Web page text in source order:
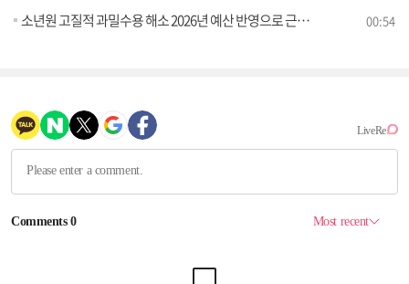
소년원 고질적 과밀수용 해소 2026년 예산 반영으로 근본적 해결책 마련 00:54